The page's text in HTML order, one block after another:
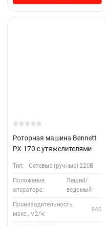
Роторная машина Bennett
PX-170 с утяжелителями
Тип: Сетевые (ручные) 220В
Положение
оператора:
Пеший/
ведомый
Производительность
макс., м2/ч:
840